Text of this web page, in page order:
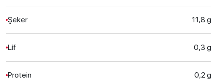
Şeker 11,8 g
Lif 0,3 g
Protein 0,2 g